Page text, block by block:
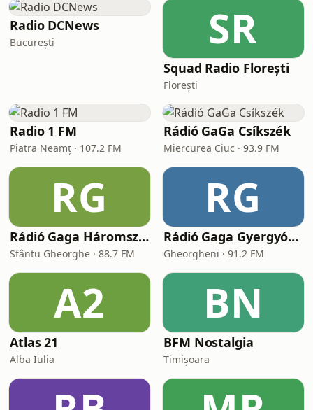
Radio DCNews
București SR
Squad Radio Florești
Florești
Radio 1 FM
Piatra Neamț · 107.2 FM
Rádió GaGa Csíkszék
Miercurea Ciuc · 93.9 FM
RG
Rádió Gaga Háromszék
Sfântu Gheorghe · 88.7 FM
RG
Rádió Gaga Gyergyószék
Gheorgheni · 91.2 FM
A2
Atlas 21
Alba Iulia
BN
BFM Nostalgia
Timișoara